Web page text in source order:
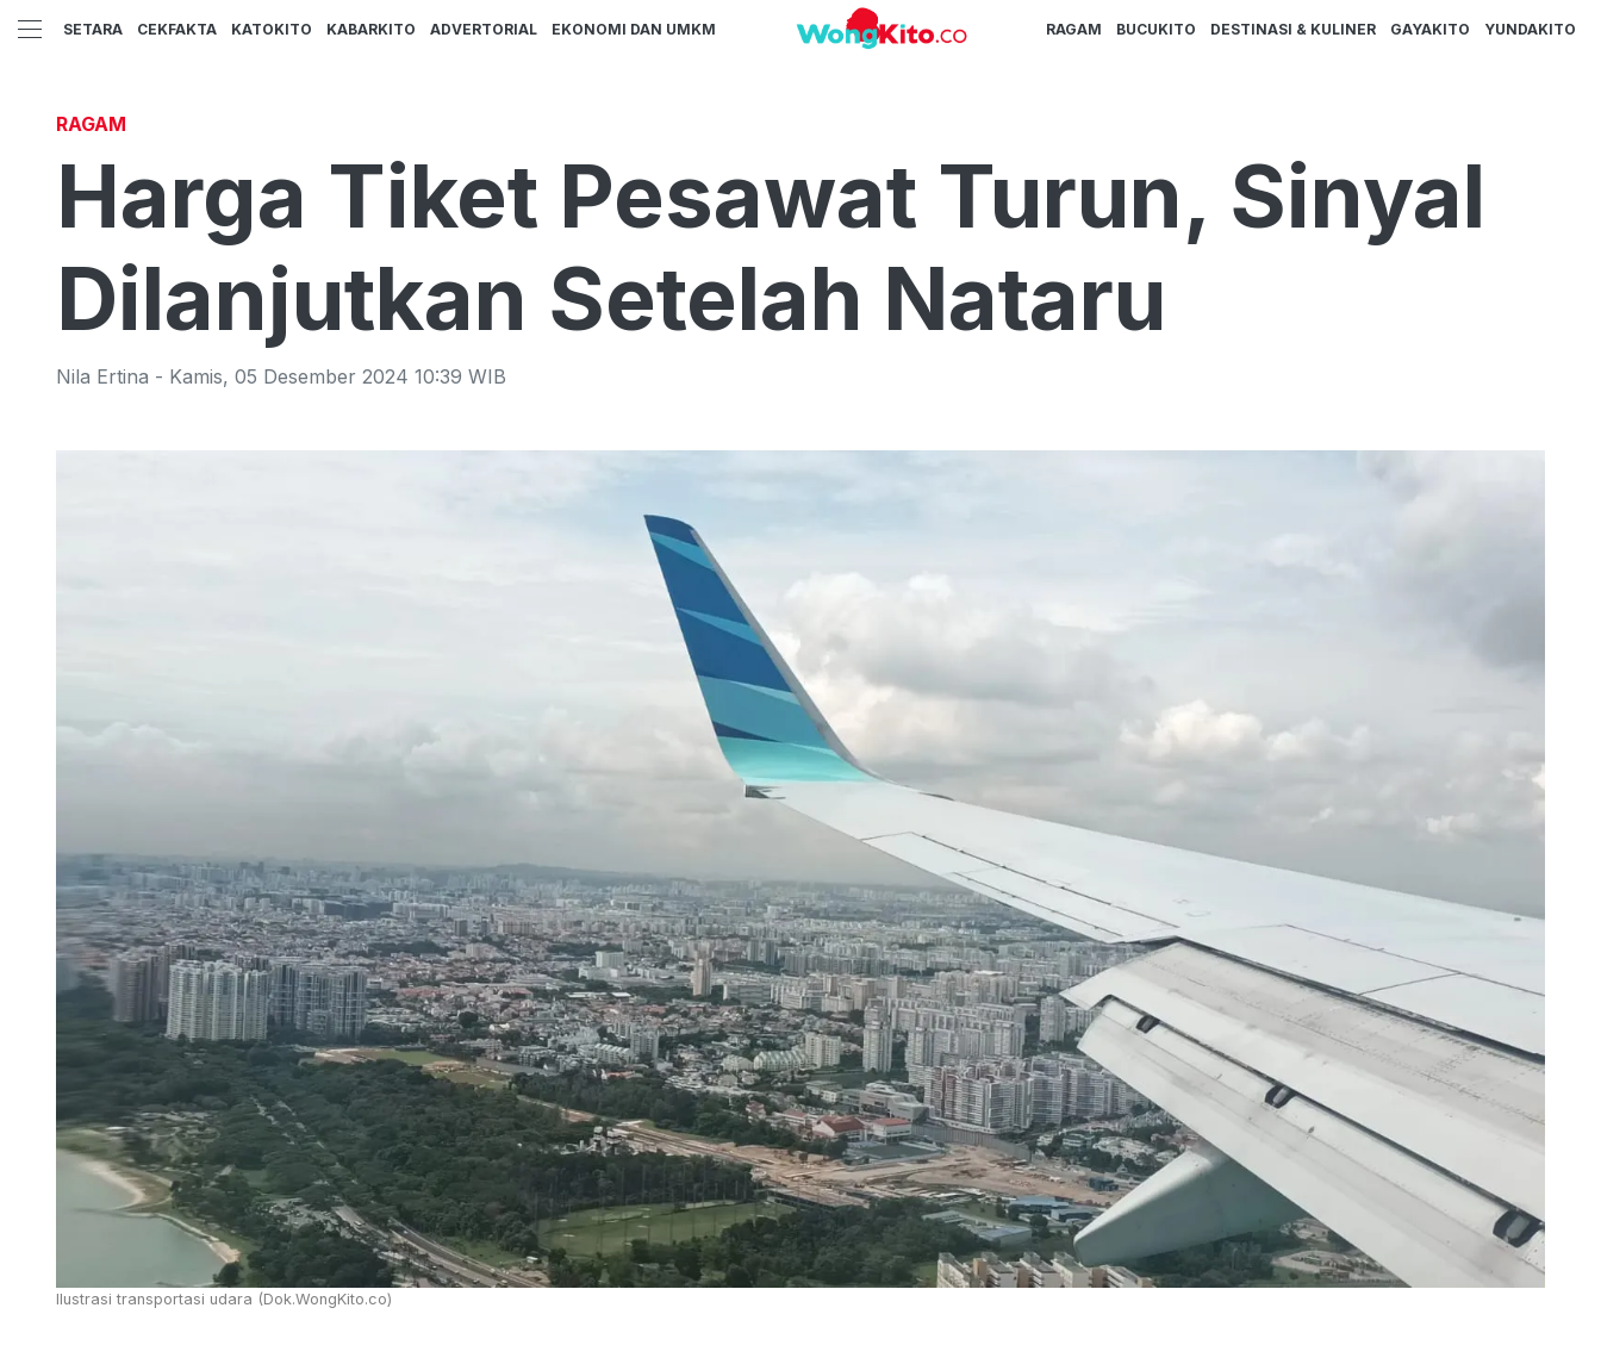
SETARA CEKFAKTA KATOKITO KABARKITO ADVERTORIAL EKONOMI DAN UMKM RAGAM BUCUKITO DESTINASI & KULINER GAYAKITO YUNDAKITO
RAGAM
Harga Tiket Pesawat Turun, Sinyal
Dilanjutkan Setelah Nataru
Nila Ertina - Kamis, 05 Desember 2024 10:39 WIB
Ilustrasi transportasi udara (Dok.WongKito.co)